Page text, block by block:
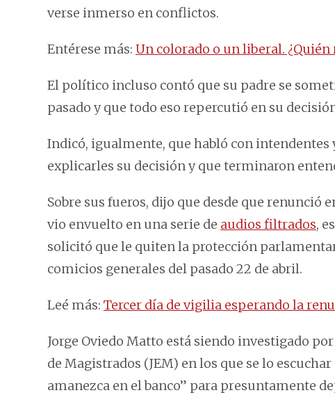
verse inmerso en conflictos.
Entérese más: Un colorado o un liberal.
El político incluso contó que su padre se
pasado y que todo eso repercutió en su
Indicó, igualmente, que habló con intendentes
explicarles su decisión y que terminaron
Sobre sus fueros, dijo que desde que
vio envuelto en una serie de audios filtrados,
solicitó que le quiten la protección
comicios generales del pasado 22 de abril.
Leé más: Tercer día de vigilia esperando la
Jorge Oviedo Matto está siendo investigado
de Magistrados (JEM) en los que se lo
amanezca en el banco” para presuntamente